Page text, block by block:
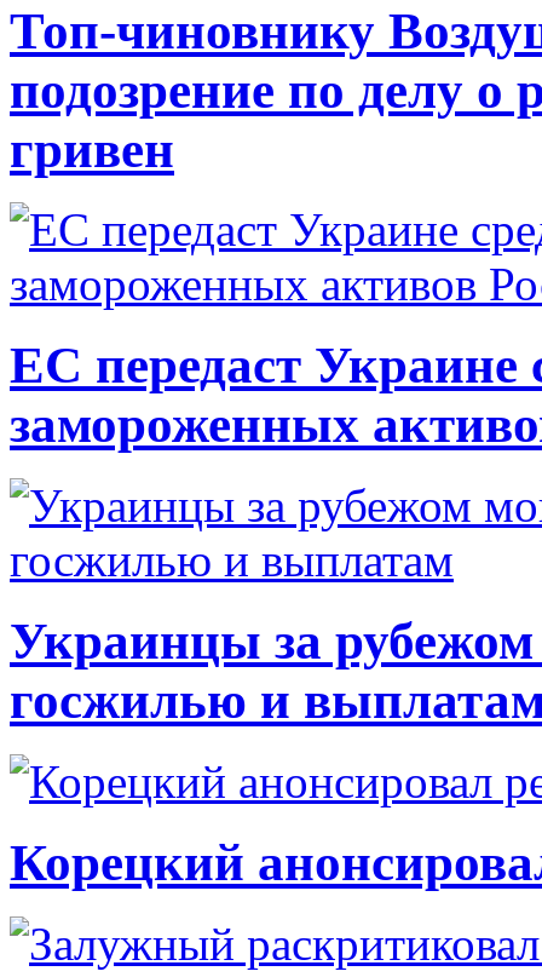
Топ-чиновнику
подозрение по делу о
гривен
ЕС передаст Украине
замороженных
Украинцы за рубежом
госжилью и
Корецкий